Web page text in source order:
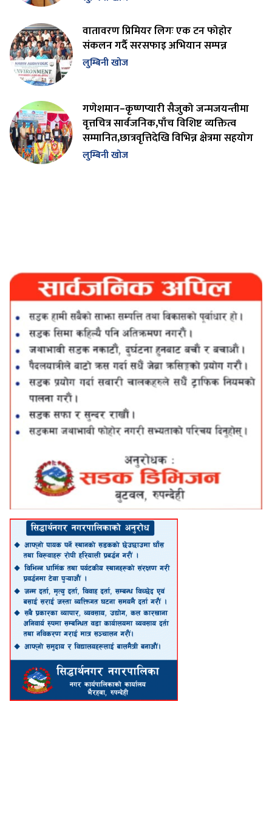
वातावरण प्रिमियर लिगः एक टन फोहोर
संकलन गर्दै सरसफाइ अभियान सम्पन्न
लुम्बिनी खोज
गणेशमान–कृष्णप्यारी सैजुको जन्मजयन्तीमा
वृत्तचित्र सार्वजनिक,पाँच विशिष्ट व्यक्तित्व
सम्मानित,छात्रवृत्तिदेखि विभिन्न क्षेत्रमा सहयोग
लुम्बिनी खोज